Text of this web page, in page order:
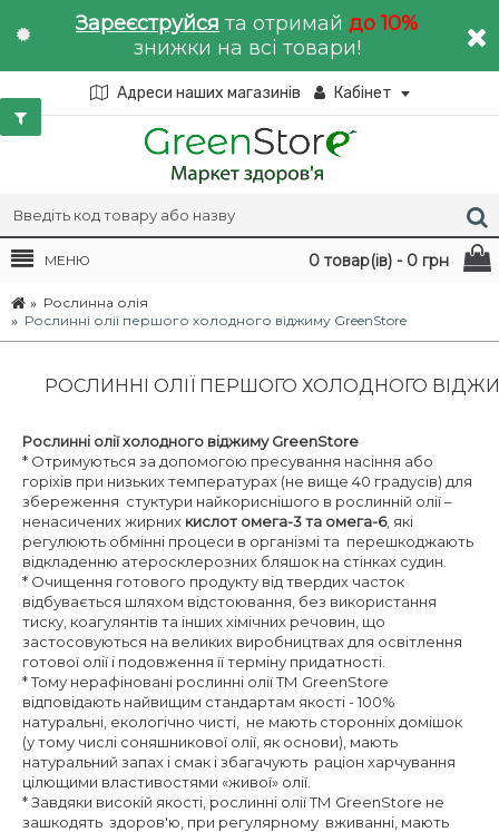
Зареєструйся та отримай до 10%
знижки на всі товари!
Адреси наших магазинів Кабінет
0 товар(ів) - 0 грн
МЕНЮ
Рослинна олія
Рослинні олії першого холодного віджиму GreenStore
РОСЛИННІ ОЛІЇ ПЕРШОГО ХОЛОДНОГО
Рослинні олії холодного віджимуGreenStore
* Отримуються за допомогою пресування насіння або
горіхів при низьких температурах (не вище 40 градусів) для
збереження стуктури найкориснішого в рослинній олії –
ненасичених жирних кислот омега-3 та омега-6, які
регулюють обмінні процеси в організмі та перешкоджають
відкладенню атеросклерозних бляшок на стінках судин.
* Очищення готового продукту від твердих часток
відбувається шляхом відстоювання, без використання
тиску, коагулянтів та інших хімічних речовин, що
застосовуються на великих виробництвах для освітлення
готової олії і подовження її терміну придатності.
* Тому нерафіновані рослинні олії ТМ GreenStore
відповідають найвищим стандартам якості - 100%
натуральні, екологічно чисті, не мають сторонніх домішок
(у тому числі соняшникової олії, як основи), мають
натуральний запах і смак і збагачують раціон харчування
цілющими властивостями «живої» олії.
* Завдяки високій якості, рослинні олії ТМ GreenStore не
зашкодять здоров'ю, при регулярному вживанні, мають